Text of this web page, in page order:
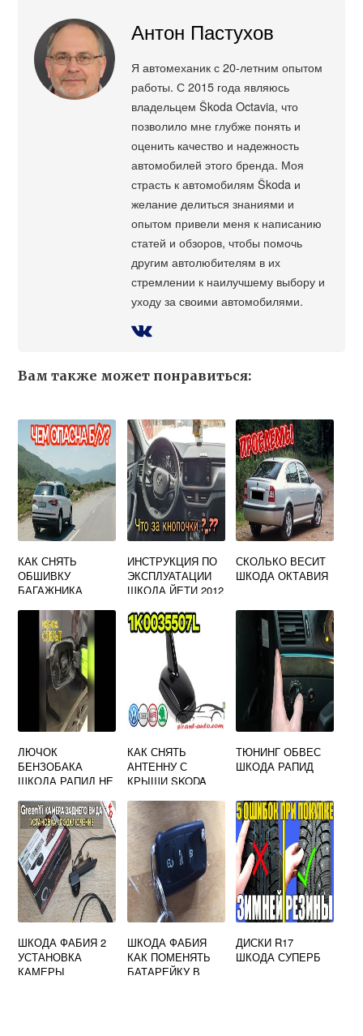
Антон Пастухов
Я автомеханик с 20-летним опытом
работы. С 2015 года являюсь
владельцем Škoda Octavia, что
позволило мне глубже понять и
оценить качество и надежность
автомобилей этого бренда. Моя
страсть к автомобилям Škoda и
желание делиться знаниями и
опытом привели меня к написанию
статей и обзоров, чтобы помочь
другим автолюбителям в их
стремлении к наилучшему выбору и
уходу за своими автомобилями.
Вам также может понравиться:
КАК СНЯТЬ
ОБШИВКУ
БАГАЖНИКА
ИНСТРУКЦИЯ ПО
ЭКСПЛУАТАЦИИ
ШКОДА ЙЕТИ 2012
СКОЛЬКО ВЕСИТ
ШКОДА ОКТАВИЯ
ЛЮЧОК
БЕНЗОБАКА
ШКОДА РАПИД НЕ
КАК СНЯТЬ
АНТЕННУ С
КРЫШИ SKODA
ТЮНИНГ ОБВЕС
ШКОДА РАПИД
ШКОДА ФАБИЯ 2
УСТАНОВКА
КАМЕРЫ
ШКОДА ФАБИЯ
КАК ПОМЕНЯТЬ
БАТАРЕЙКУ В
ДИСКИ R17
ШКОДА СУПЕРБ